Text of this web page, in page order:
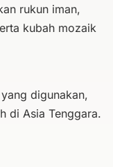
rukun iman,
kubah mozaik
digunakan,
di Asia Tenggara.